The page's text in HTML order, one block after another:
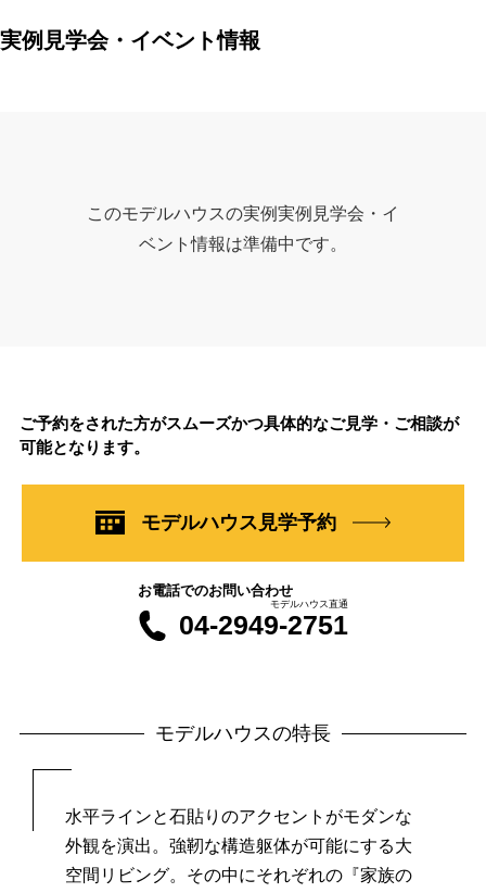
実例見学会・イベント情報
このモデルハウスの実例実例見学会・イ
ベント情報は準備中です。
ご予約をされた方がスムーズかつ具体的なご見学・ご相談が
可能となります。
モデルハウス見学予約
お電話でのお問い合わせ
04-2949-2751
モデルハウス直通
モデルハウスの特長
水平ラインと石貼りのアクセントがモダンな
外観を演出。 強靭な構造躯体が可能にする大
空間リビング。 その中にそれぞれの『家族の